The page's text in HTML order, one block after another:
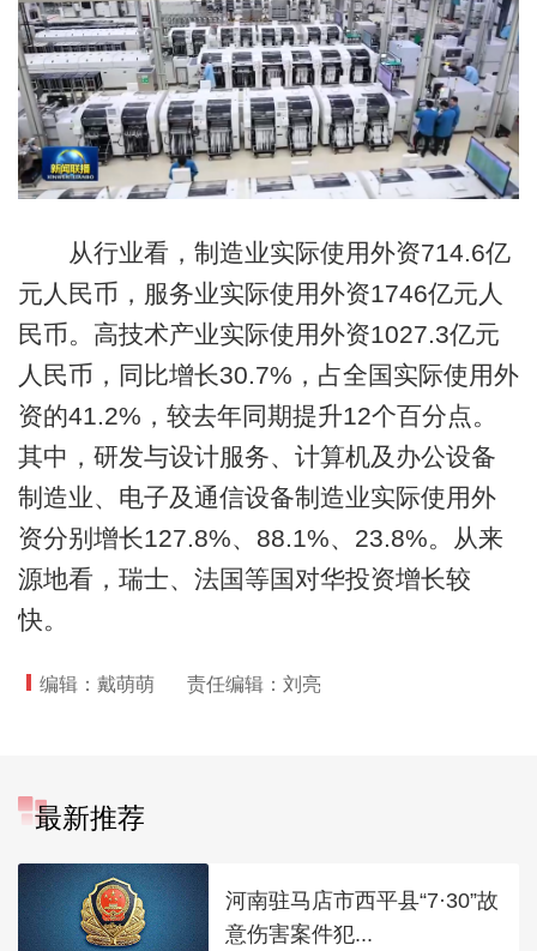
从行业看，制造业实际使用外资714.6亿
元人民币，服务业实际使用外资1746亿元人
民币。高技术产业实际使用外资1027.3亿元
人民币，同比增长30.7%，占全国实际使用外
资的41.2%，较去年同期提升12个百分点。
其中，研发与设计服务、计算机及办公设备
制造业、电子及通信设备制造业实际使用外
资分别增长127.8%、88.1%、23.8%。从来
源地看，瑞士、法国等国对华投资增长较
快。
编辑：戴萌萌 责任编辑：刘亮
最新推荐
河南驻马店市西平县“7·30”故
意伤害案件犯...